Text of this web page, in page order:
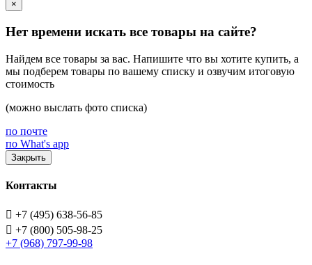
×
Нет времени искать все товары на сайте?
Найдем все товары за вас. Напишите что вы хотите купить, а
мы подберем товары по вашему списку и озвучим итоговую
стоимость
(можно выслать фото списка)
по почте
по What's app
Закрыть
Контакты
 +7 (495) 638-56-85
 +7 (800) 505-98-25
+7 (968) 797-99-98